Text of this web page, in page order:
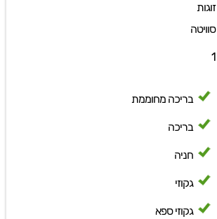
זוגות
סוויטה
1
בריכה מחוממת
בריכה
חניה
גקוזי
גקוזי ספא